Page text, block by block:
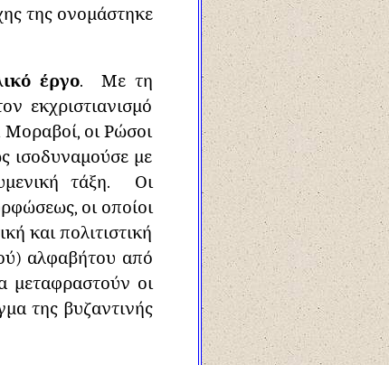
της ονομάστηκε
έργο. Με τη
εκχριστιανισμό
Μοραβοί, οι Ρώσοι
ισοδυναμούσε με
τάξη. Οι
οι οποίοι
και πολιτιστική
αλφαβήτου από
μεταφραστούν οι
της βυζαντινής